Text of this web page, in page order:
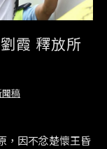
霞 釋放所
稿
，因不忿楚懷王昏